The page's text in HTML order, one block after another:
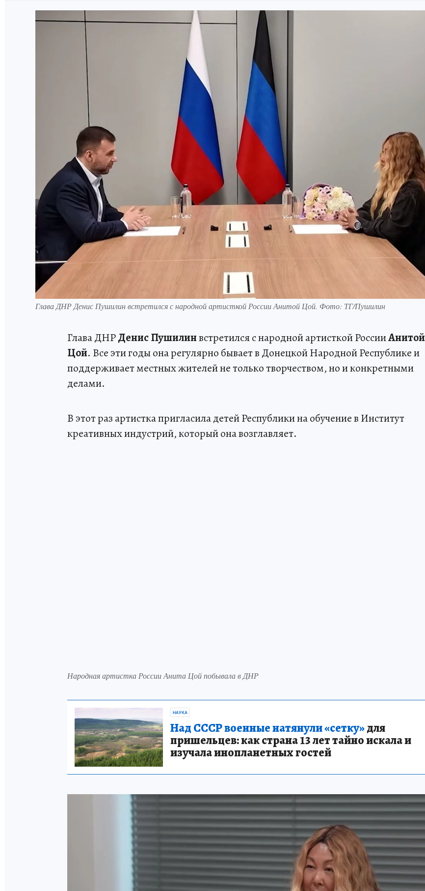
Глава ДНР Денис Пушилин встретился с народной артисткой России Анитой Цой. Фото: ТГ/Пушилин
Глава ДНРДенис Пушилинвстретился с народной артисткой РоссииАнитой
Цой. Все эти годы она регулярно бывает в Донецкой Народной Республике и
поддерживает местных жителей не только творчеством, но и конкретными
делами.
В этот раз артистка пригласила детей Республики на обучение в Институт
креативных индустрий, который она возглавляет.
Народная артистка России Анита Цой побывала в ДНР
НАУКА
Над СССР военные натянули «сетку»для
пришельцев: как страна 13 лет тайно искала и
изучала инопланетных гостей